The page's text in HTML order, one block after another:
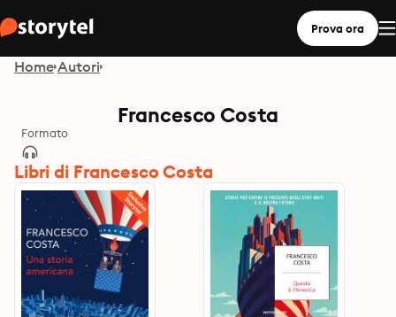
Prova ora
Home Autori
Francesco Costa
Formato
Libri di Francesco Costa